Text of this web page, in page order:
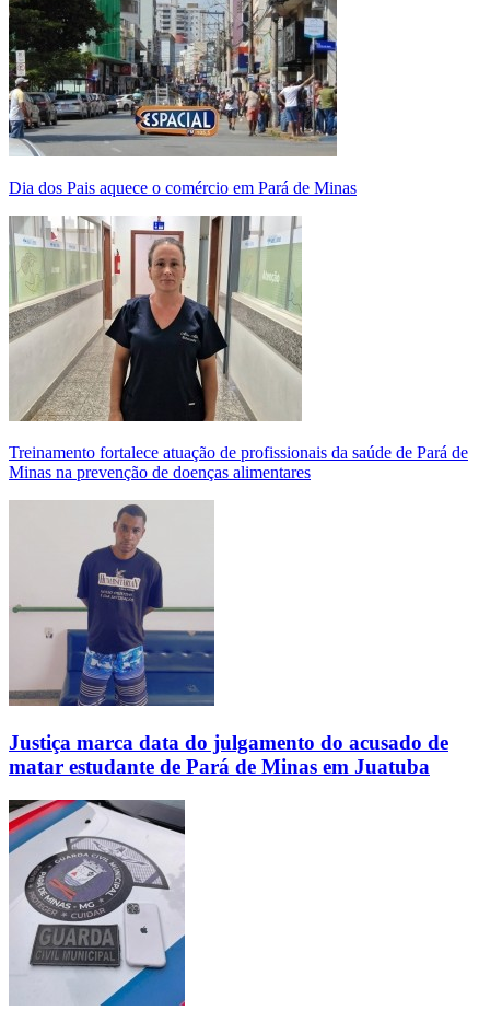
Dia dos Pais aquece o comércio em Pará de Minas
Treinamento fortalece atuação de profissionais da saúde de Pará de
Minas na prevenção de doenças alimentares
Justiça marca data do julgamento do acusado de
matar estudante de Pará de Minas em Juatuba